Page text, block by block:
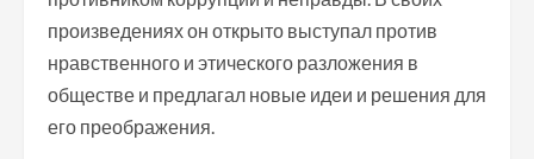
произведениях он открыто выступал против
нравственного и этического разложения в
обществе и предлагал новые идеи и решения для
его преображения.